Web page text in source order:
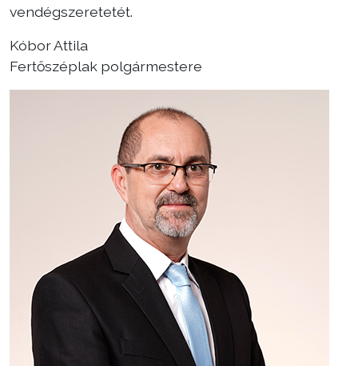
vendégszeretetét.
Kóbor Attila
Fertőszéplak polgármestere